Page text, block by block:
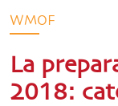
WMOF
La
2018: